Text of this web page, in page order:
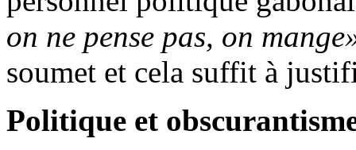
on ne pense pas, on
soumet et cela suffit à
Politique et